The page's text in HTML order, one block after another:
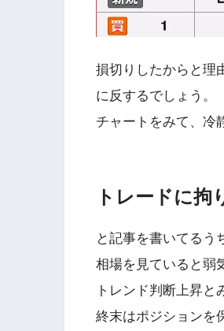
損切りしたからと理
に反するでしょう。
チャートをみて、冷
トレードに
と記事を書いてるう
相場を見ていると弱
トレンド判断上昇と
終末はポジションを